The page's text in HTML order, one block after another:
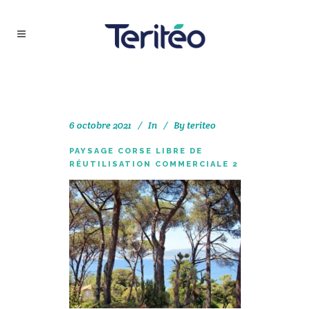
6 octobre 2021 In Byteriteo
PAYSAGE CORSE LIBRE DE
RÉUTILISATION COMMERCIALE 2